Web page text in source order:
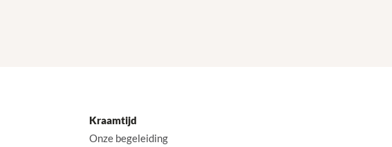
Kraamtijd
Onze begeleiding